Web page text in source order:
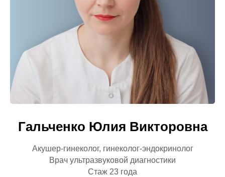
Гальченко Юлия Викторовна
Акушер-гинеколог, гинеколог-эндокринолог
Врач ультразвуковой диагностики
Стаж 23 года